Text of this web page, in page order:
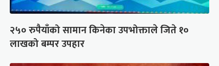
२५० रुपैयाँको सामान किनेका उपभोक्ताले जिते १०
लाखको बम्पर उपहार